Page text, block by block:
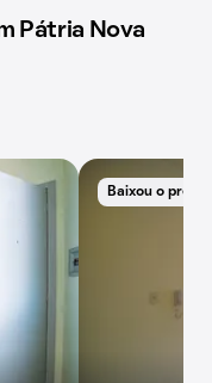
Pátria Nova
Baixou o preço